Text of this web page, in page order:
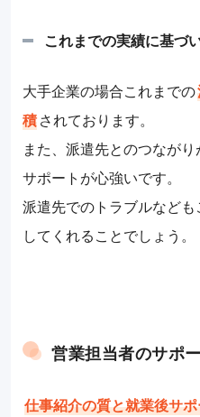
これまでの実績に基づ
大手企業の場合これまでの
積されております。
また、派遣先とのつなが
サポートが心強いです。
派遣先でのトラブルなど
してくれることでしょう。
営業担当者のサポ
仕事紹介の質と就業後サ